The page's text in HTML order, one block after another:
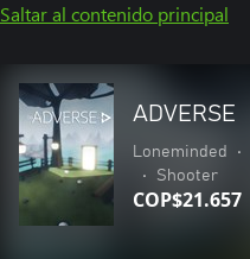
Saltar al contenido principal
ADVERSE
Loneminded •
•
Shooter
COP$21.657